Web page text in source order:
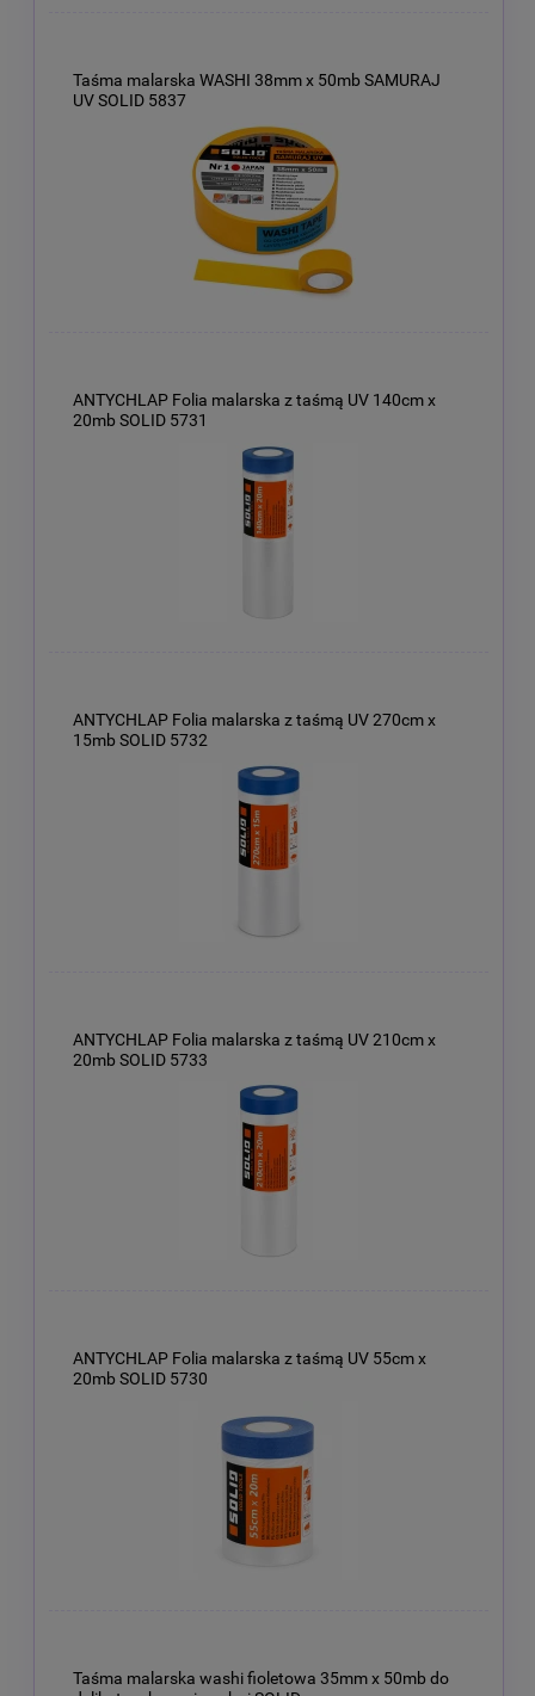
Taśma malarska WASHI 38mm x 50mb SAMURAJ
UV SOLID 5837
ANTYCHLAP Folia malarska z taśmą UV 140cm x
20mb SOLID 5731
ANTYCHLAP Folia malarska z taśmą UV 270cm x
15mb SOLID 5732
ANTYCHLAP Folia malarska z taśmą UV 210cm x
20mb SOLID 5733
ANTYCHLAP Folia malarska z taśmą UV 55cm x
20mb SOLID 5730
Taśma malarska washi fioletowa 35mm x 50mb do